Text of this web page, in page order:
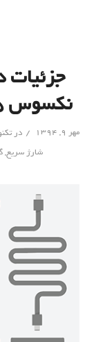
نکسوس ۵ایکس و نکسوس ۶پی
مهر ۹, ۱۳۹۴ / در
ََشارژ سریع,